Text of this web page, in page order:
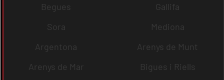
Begues
Gallifa
Sora
Mediona
Argentona
Arenys de Munt
Arenys de Mar
Bigues i Riells